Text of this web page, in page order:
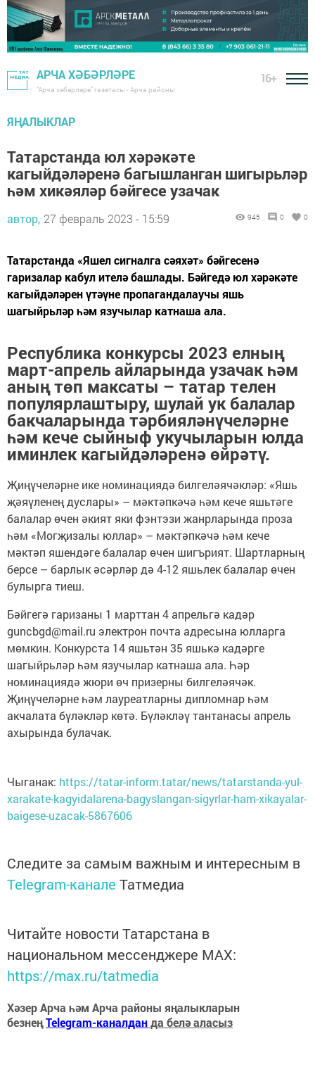
АРЧА ХӘБӘРЛӘРЕ
"Арча хәбәрләре" газетасы - Арча районы
16+
ЯҢАЛЫКЛАР
Татарстанда юл хәрәкәте
кагыйдәләренә багышланган шигырьләр
һәм хикәяләр бәйгесе узачак
автор, 27 февраль 2023 - 15:59 945 0 0
Татарстанда «Яшел сигналга сәяхәт» бәйгесенә
гаризалар кабул ителә башлады. Бәйгедә юл хәрәкәте
кагыйдәләрен үтәүне пропагандалаучы яшь
шагыйрьләр һәм язучылар катнаша ала.
Республика конкурсы 2023 елның
март-апрель айларында узачак һәм
аның төп максаты – татар телен
популярлаштыру, шулай ук балалар
бакчаларында тәрбияләнүчеләрне
һәм кече сыйныф укучыларын юлда
иминлек кагыйдәләренә өйрәтү.
Җиңүчеләрне ике номинациядә билгеләячәкләр: «Яшь
җәяүленең дуслары» – мәктәпкәчә һәм кече яшьтәге
балалар өчен әкият яки фэнтэзи жанрларында проза
һәм «Могҗизалы юллар» – мәктәпкәчә һәм кече
мәктәп яшендәге балалар өчен шигърият. Шартларның
берсе – барлык әсәрләр дә 4-12 яшьлек балалар өчен
булырга тиеш.
Бәйгегә гаризаны 1 марттан 4 апрельгә кадәр
guncbgd@mail.ru электрон почта адресына юлларга
мөмкин. Конкурста 14 яшьтән 35 яшькә кадәрге
шагыйрьләр һәм язучылар катнаша ала. Һәр
номинациядә жюри өч призерны билгеләячәк.
Җиңүчеләрне һәм лауреатларны дипломнар һәм
акчалата бүләкләр көтә. Бүләкләү тантанасы апрель
ахырында булачак.
Чыганак: https://tatar-inform.tatar/news/tatarstanda-yul-
xarakate-kagyidalarena-bagyslangan-sigyrlar-ham-xikayalar-
baigese-uzacak-5867606
Следите за самым важным и интересным в
Telegram-канале Татмедиа
Читайте новости Татарстана в
национальном мессенджере MАХ:
https://max.ru/tatmedia
Хәзер Арча һәм Арча районы яңалыкларын
безнеңTelegram-каналданда белә аласыз